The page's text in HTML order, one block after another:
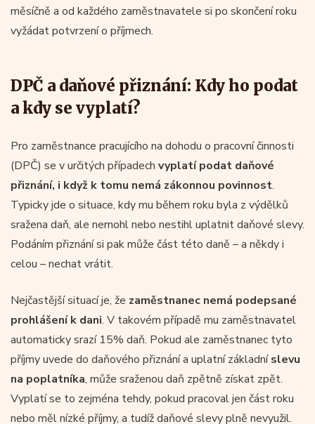
měsíčně a od každého zaměstnavatele si po skončení roku
vyžádat potvrzení o příjmech.
DPČ a daňové přiznání: Kdy ho podat
a kdy se vyplatí?
Pro zaměstnance pracujícího na dohodu o pracovní činnosti
(DPČ) se v určitých případech vyplatí podat daňové
přiznání, i když k tomu nemá zákonnou povinnost.
Typicky jde o situace, kdy mu během roku byla z výdělků
sražena daň, ale nemohl nebo nestihl uplatnit daňové slevy.
Podáním přiznání si pak může část této daně – a někdy i
celou – nechat vrátit.
Nejčastější situací je, že zaměstnanec nemá podepsané
prohlášení k dani. V takovém případě mu zaměstnavatel
automaticky srazí 15% daň. Pokud ale zaměstnanec tyto
příjmy uvede do daňového přiznání a uplatní základníslevu
na poplatníka, může sraženou daň zpětně získat zpět.
Vyplatí se to zejména tehdy, pokud pracoval jen část roku
nebo měl nízké příjmy, a tudíž daňové slevy plně nevyužil.